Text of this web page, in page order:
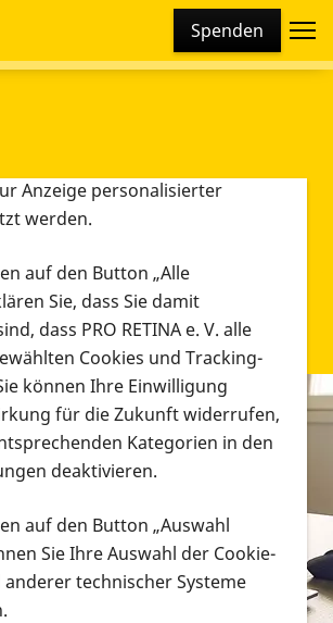
Spenden
in verschiedenen
Ort
setzt verschiedene Cookies und
Dies beinhaltet Cookies und
Anzeige personalisierter
werden.
auf den Button „Alle
Sie, dass Sie damit
dass PRO RETINA e. V. alle
Cookies und Tracking-
können Ihre Einwilligung
für die Zukunft widerrufen,
Kategorien in den
deaktivieren.
auf den Button „Auswahl
Sie Ihre Auswahl der Cookie-
technischer Systeme